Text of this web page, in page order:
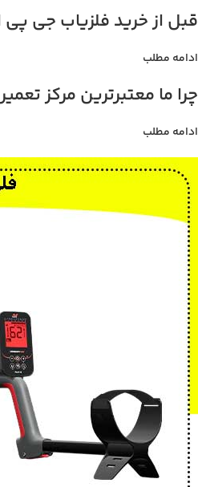
قبل از خرید فلزیاب جی پی ایکس 5000 بدانید: مزایا،
ادامه مطلب
چرا ما معتبرترین مرکز
ادامه مطلب